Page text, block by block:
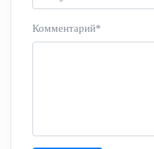
Комментарий*